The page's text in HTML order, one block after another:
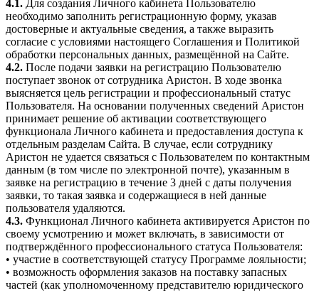
4.1. Для создания Личного кабинета Пользователю
необходимо заполнить регистрационную форму, указав
достоверные и актуальные сведения, а также выразить
согласие с условиями настоящего Соглашения и Политикой
обработки персональных данных, размещённой на Сайте.
4.2. После подачи заявки на регистрацию Пользователю
поступает звонок от сотрудника Аристон. В ходе звонка
выясняется цель регистрации и профессиональный статус
Пользователя. На основании полученных сведений Аристон
принимает решение об активации соответствующего
функционала Личного кабинета и предоставления доступа к
отдельным разделам Сайта. В случае, если сотруднику
Аристон не удается связаться с Пользователем по контактным
данным (в том числе по электронной почте), указанным в
заявке на регистрацию в течение 3 дней с даты получения
заявки, то такая заявка и содержащиеся в ней данные
пользователя удаляются.
4.3. Функционал Личного кабинета активируется Аристон по
своему усмотрению и может включать, в зависимости от
подтверждённого профессионального статуса Пользователя:
• участие в соответствующей статусу Программе лояльности;
• возможность оформления заказов на поставку запасных
частей (как уполномоченному представителю юридического